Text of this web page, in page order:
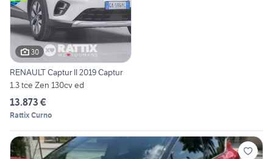
30
RENAULT Captur II 2019 Captur
1.3 tce Zen 130cv ed
13.873 €
Rattix Curno